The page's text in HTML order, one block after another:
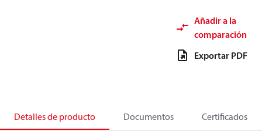
Añadir a la
comparación
Exportar PDF
Detalles de producto Documentos Certificados